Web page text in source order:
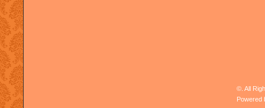
©. All
Powered